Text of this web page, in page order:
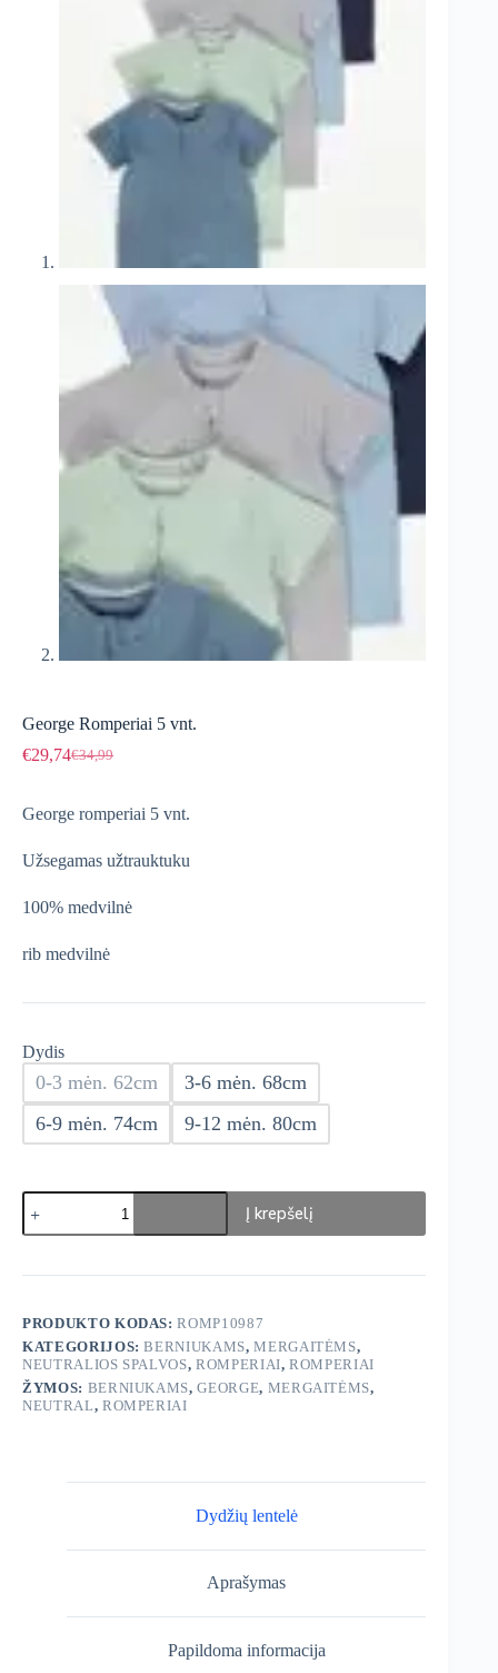
George Romperiai 5 vnt.
€34,99
Original
€34,99.
€29,74Current
€29,74.
George romperiai 5 vnt.
Užsegamas užtrauktuku
100% medvilnė
rib medvilnė
Dydis
0-3 mėn. 62cm
3-6 mėn. 68cm
6-9 mėn. 74cm
9-12 mėn. 80cm
produkto
kiekis:
George
5
Į krepšelį
PRODUKTO KODAS:ROMP10987
KATEGORIJOS:BERNIUKAMS,MERGAITĖMS,
NEUTRALIOS SPALVOS,ROMPERIAI,ROMPERIAI
ŽYMOS: BERNIUKAMS,GEORGE, MERGAITĖMS,
NEUTRAL, ROMPERIAI
Dydžių lentelė
Aprašymas
Papildoma informacija